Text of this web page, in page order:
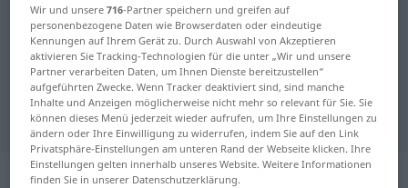
Tschechisch-Deutsch Wörterbuch halas
Tschechisch-Deutsch Übersetzung
für "halas"
"halas" Deutsch Übersetzung
„halas“: maskulin
Wir und unsere716-Partner speichern und greifen auf
personenbezogene Daten wie Browserdaten oder eindeutige
Kennungen auf Ihrem Gerät zu. Durch Auswahl von Akzeptieren
aktivieren Sie Tracking-Technologien für die unter „Wir und unsere
Partner verarbeiten Daten, um Ihnen Dienste bereitzustellen“
aufgeführten Zwecke. Wenn Tracker deaktiviert sind, sind manche
Inhalte und Anzeigen möglicherweise nicht mehr so relevant für Sie. Sie
können dieses Menü jederzeit wieder aufrufen, um Ihre Einstellungen zu
ändern oder Ihre Einwilligung zu widerrufen, indem Sie auf den Link
Privatsphäre-Einstellungen am unteren Rand der Webseite klicken. Ihre
Einstellungen gelten innerhalb unseres Website. Weitere Informationen
finden Sie in unserer Datenschutzerklärung.